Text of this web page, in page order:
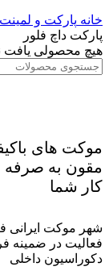
خانه پارکت و لمینت
پارکت داچ فلور
هیچ محصولی یافت
موکت های
مقون به صرفه
کار شما
فعالیت در ضمینه
دکوراسیون داخلی